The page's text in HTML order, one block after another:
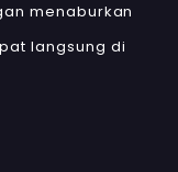
menaburkan
langsung di